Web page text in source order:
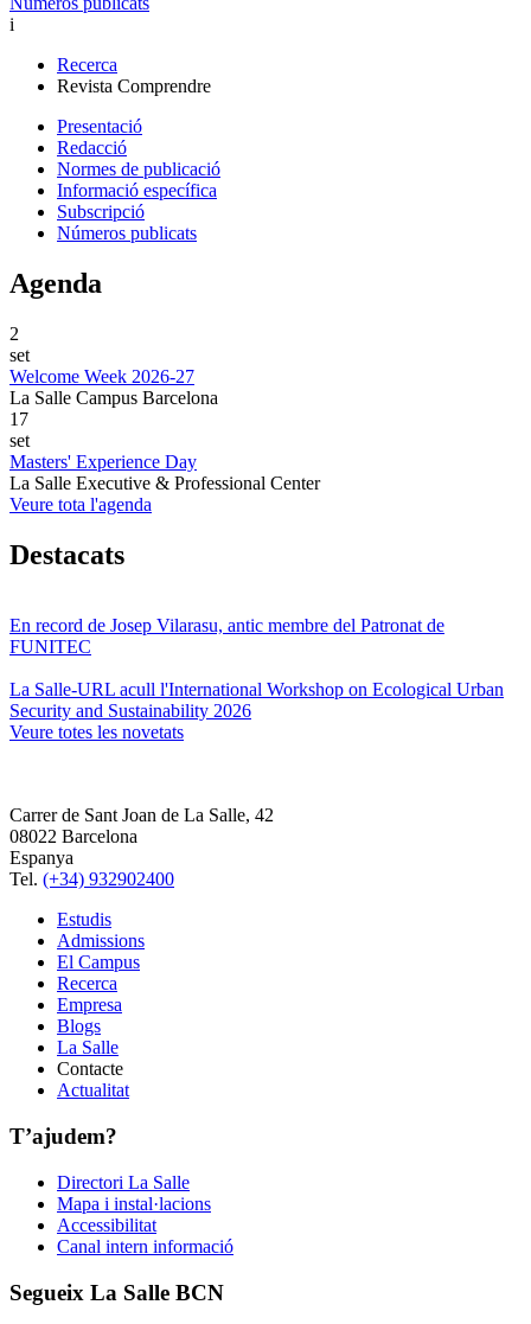
i
Recerca
Revista Comprendre
Presentació
Redacció
Normes de publicació
Informació específica
Subscripció
Números publicats
Agenda
2
set
Welcome Week 2026-27
La Salle Campus Barcelona
17
set
Masters' Experience Day
La Salle Executive & Professional Center
Veure tota l'agenda
Destacats
En record de Josep Vilarasu, antic membre del Patronat de
FUNITEC
La Salle-URL acull l'International Workshop on Ecological Urban
Security and Sustainability 2026
Veure totes les novetats
Carrer de Sant Joan de La Salle, 42
08022 Barcelona
Espanya
Tel. (+34) 932902400
Estudis
Admissions
El Campus
Recerca
Empresa
Blogs
La Salle
Contacte
Actualitat
T’ajudem?
Directori La Salle
Mapa i instal·lacions
Accessibilitat
Canal intern informació
Segueix La Salle BCN